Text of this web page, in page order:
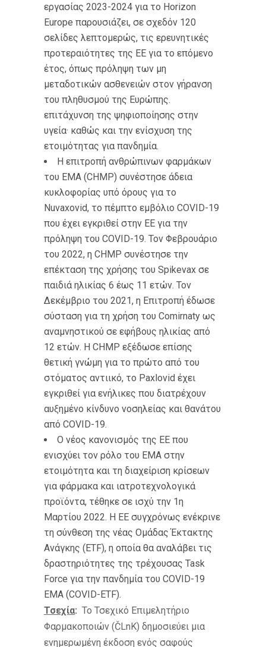
εργασίας 2023-2024 για το Horizon
Europe παρουσιάζει, σε σχεδόν 120
σελίδες λεπτομερώς, τις ερευνητικές
προτεραιότητες της ΕΕ για το επόμενο
έτος, όπως πρόληψη των μη
μεταδοτικών ασθενειών στον γήρανση
του πληθυσμού της Ευρώπης.
επιτάχυνση της ψηφιοποίησης στην
υγεία· καθώς και την ενίσχυση της
ετοιμότητας για πανδημία.
Η επιτροπή ανθρώπινων φαρμάκων
του EMA (CHMP) συνέστησε άδεια
κυκλοφορίας υπό όρους για το
Nuvaxovid, το πέμπτο εμβόλιο COVID-19
που έχει εγκριθεί στην ΕΕ για την
πρόληψη του COVID-19. Τον Φεβρουάριο
του 2022, η CHMP συνέστησε την
επέκταση της χρήσης του Spikevax σε
παιδιά ηλικίας 6 έως 11 ετών. Τον
Δεκέμβριο του 2021, η Επιτροπή έδωσε
σύσταση για τη χρήση του Comirnaty ως
αναμνηστικού σε εφήβους ηλικίας από
12 ετών. Η CHMP εξέδωσε επίσης
θετική γνώμη για το πρώτο από του
στόματος αντιικό, το Paxlovid έχει
εγκριθεί για ενήλικες που διατρέχουν
αυξημένο κίνδυνο νοσηλείας και θανάτου
από COVID-19.
Ο νέος κανονισμός της ΕΕ που
ενισχύει τον ρόλο του EMA στην
ετοιμότητα και τη διαχείριση κρίσεων
για φάρμακα και ιατροτεχνολογικά
προϊόντα, τέθηκε σε ισχύ την 1η
Μαρτίου 2022. Η ΕΕ συγχρόνως ενέκρινε
τη σύνθεση της νέας Ομάδας Έκτακτης
Ανάγκης (ETF), η οποία θα αναλάβει τις
δραστηριότητες της τρέχουσας Task
Force για την πανδημία του COVID-19
EMA (COVID-ETF).
Τσεχία: Το Τσεχικό Επιμελητήριο
Φαρμακοποιών (ČLnK) δημοσιεύει μια
ενημερωμένη έκδοση ενός σαφούς